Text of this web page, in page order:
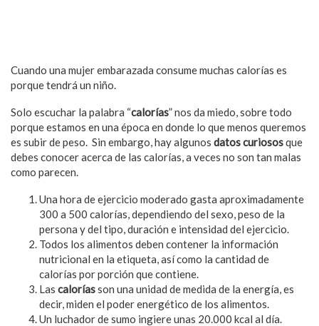
Cuando una mujer embarazada consume muchas calorías es
porque tendrá un niño.
Solo escuchar la palabra “calorías” nos da miedo, sobre todo
porque estamos en una época en donde lo que menos queremos
es subir de peso. Sin embargo, hay algunos datos curiososque
debes conocer acerca de las calorías, a veces no son tan malas
como parecen.
Una hora de ejercicio moderado gasta aproximadamente
300 a 500 calorías, dependiendo del sexo, peso de la
persona y del tipo, duración e intensidad del ejercicio.
Todos los alimentos deben contener la información
nutricional en la etiqueta, así como la cantidad de
calorías por porción que contiene.
Las caloríasson una unidad de medida de la energía, es
decir, miden el poder energético de los alimentos.
Un luchador de sumo ingiere unas 20.000 kcal al día.